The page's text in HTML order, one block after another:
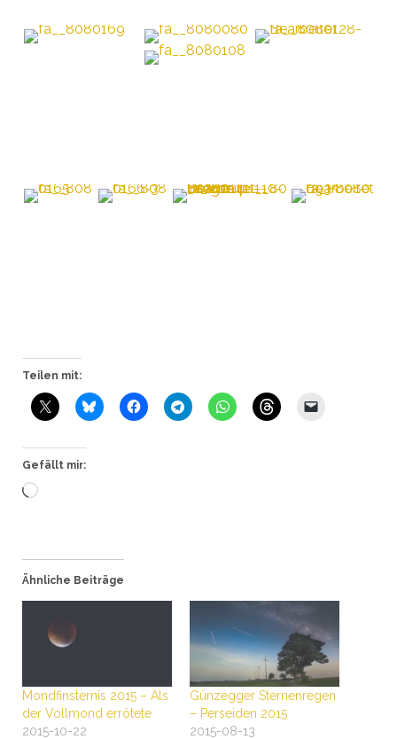
Teilen mit:
Gefällt mir:
Wird
Ähnliche Beiträge
Mondfinsternis 2015 – Als
der Vollmond errötete
2015-10-22
Günzegger Sternenregen
– Perseiden 2015
2015-08-13